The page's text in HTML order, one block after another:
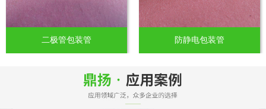
二极管包装管 防静电包装管